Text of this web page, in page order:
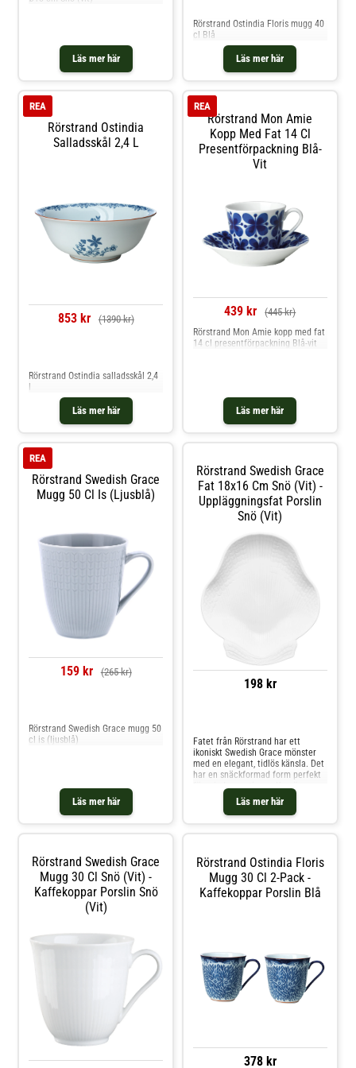
Läs mer här Läs mer här
Rörstrand Ostindia Floris mugg 40
cl Blå
Rörstrand Ostindia
Salladsskål 2,4 L
REA
853 kr (1390 kr)
Läs mer här
Rörstrand Ostindia salladsskål 2,4
l
Rörstrand Mon Amie
Kopp Med Fat 14 Cl
Presentförpackning Blå-
Vit
REA
439 kr (445 kr)
Läs mer här
Rörstrand Mon Amie kopp med fat
14 cl presentförpackning Blå-vit
Rörstrand Swedish Grace
Mugg 50 Cl Is (ljusblå)
REA
159 kr (265 kr)
Läs mer här
Rörstrand Swedish Grace mugg 50
cl is (ljusblå)
Rörstrand Swedish Grace
Fat 18x16 Cm Snö (Vit) -
Uppläggningsfat Porslin
Snö (Vit)
198 kr
Läs mer här
Fatet från Rörstrand har ett
ikoniskt Swedish Grace mönster
med en elegant, tidlös känsla. Det
har en snäckformad form perfekt
för mindre portioner. Kan även
användas som en dekoration.
Formgiven av
Adelborg/Törnell/Barolo. Om fatet
Denna produkt är godkänd för
diskmaskinen. Shoppa
Uppläggningsfat och mer Skålar &
Uppläggningsfat hos Royal Design.
Rörstrand Swedish Grace
Mugg 30 Cl Snö (Vit) -
Kaffekoppar Porslin Snö
(Vit)
Rörstrand Ostindia Floris
Mugg 30 Cl 2-Pack -
Kaffekoppar Porslin Blå
378 kr